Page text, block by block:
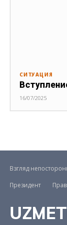
СИТУАЦИЯ
16/07/2025
Взгляд
Президент